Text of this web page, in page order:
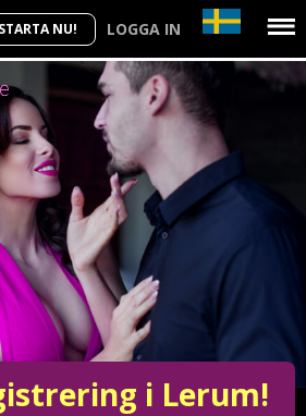
STARTA NU! LOGGA IN
i Lerum!